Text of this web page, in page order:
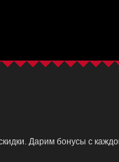
Дарим бонусы с